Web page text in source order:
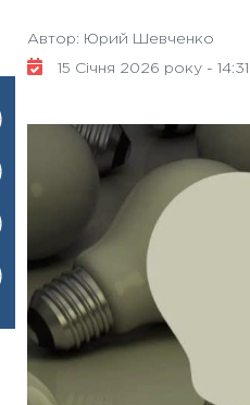
Автор: Юрий Шевченко
15 Січня 2026 року - 14:31